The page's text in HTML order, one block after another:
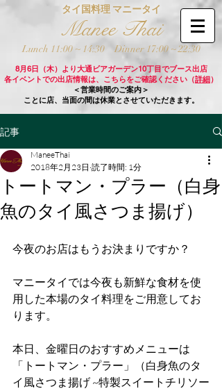
タイ国料理 マニータイ
Manee Thai
Lunch 11:00 ~ 14:30 Dinner 17:00 ~ 22:30
8月6日（木）より大通ビアガーデン10丁目でブース出店
各イベントでの出店情報は、こちらをご確認ください（詳細）
＜営業時間のご案内＞
ことに店、当面の間は休業とさせていただきます。
記事
トートマン・プラー（白身
魚のタイ風さつま揚げ）
ManeeThai
2018年2月23日 読了時間: 1分
今夜のお店はもうお決まりですか？
マニータイでは今夜も新鮮な食材を使
用した本場のタイ料理をご用意してお
ります。
本日、金曜日のおすすめメニューは
「トートマン・プラー」（白身魚のタ
イ風さつま揚げ ~特製スイートチリソー